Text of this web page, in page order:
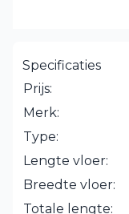
Specificaties
Prijs:
Merk:
Type:
Lengte vloer:
Breedte vloer:
Totale lengte: